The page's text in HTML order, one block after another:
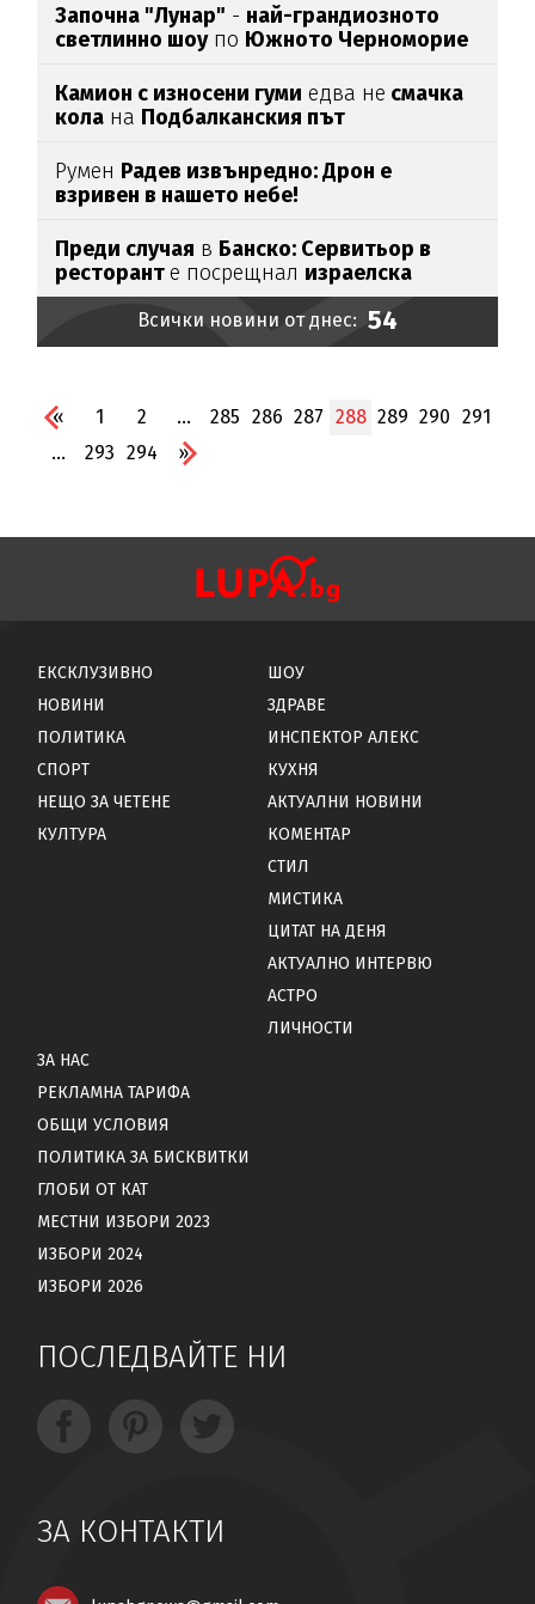
Започна "Лунар" - най-грандиозното
светлинно шоупо Южното Черноморие
Камион с износени гуми едва нe смачка
кола на Подбалканския път
Румен Радев извънредно: Дрон е
взривен в нашето небе!
Преди случая в Банско: Сервитьор в
ресторанте посрещнал израелска
двойкас"Хайл Хитлер"
Всички новини от днес: 54
« 1 2 ... 285 286 287 288 289 290 291
...
293 294 »
ЕКСКЛУЗИВНО
НОВИНИ
ПОЛИТИКА
СПОРТ
НЕЩО ЗА ЧЕТЕНЕ
КУЛТУРА
ШОУ
ЗДРАВЕ
ИНСПЕКТОР АЛЕКС
КУХНЯ
АКТУАЛНИ НОВИНИ
КОМЕНТАР
СТИЛ
МИСТИКА
ЦИТАТ НА ДЕНЯ
АКТУАЛНО ИНТЕРВЮ
АСТРО
ЛИЧНОСТИ
ЗА НАС
РЕКЛАМНА ТАРИФА
ОБЩИ УСЛОВИЯ
ПОЛИТИКА ЗА БИСКВИТКИ
ГЛОБИ ОТ КАТ
МЕСТНИ ИЗБОРИ 2023
ИЗБОРИ 2024
ИЗБОРИ 2026
ПОСЛЕДВАЙТЕ НИ
ЗА КОНТАКТИ